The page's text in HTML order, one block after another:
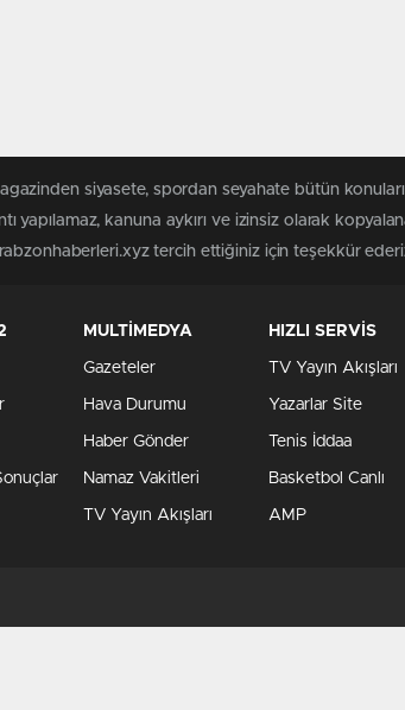
siyasete, spordan seyahate bütün
kanuna aykırı ve izinsiz olarak
tercih ettiğiniz için teşekkür
MULTİMEDYA
Gazeteler
Hava Durumu
Haber Gönder
Namaz Vakitleri
TV Yayın Akışları
HIZLI SERVİS
TV Yayın Akışları
Yazarlar Site
Tenis İddaa
Basketbol Canlı
AMP